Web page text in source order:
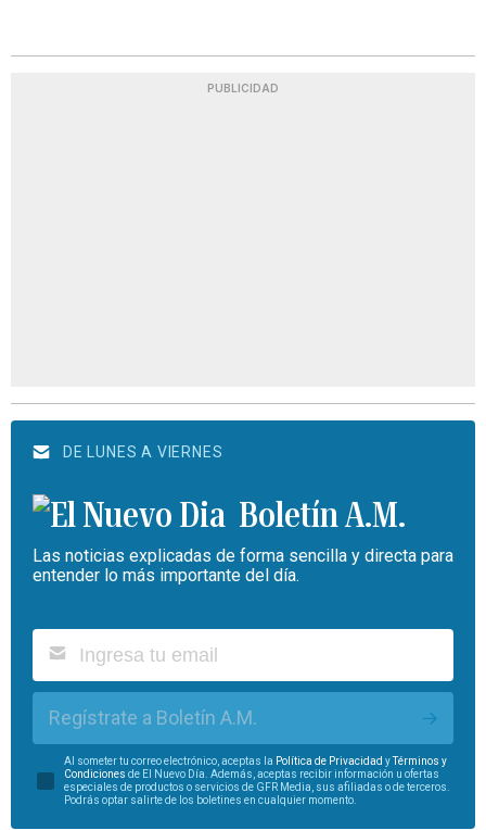
PUBLICIDAD
DE LUNES A VIERNES
Boletín A.M.
Las noticias explicadas de forma sencilla y directa para
entender lo más importante del día.
Regístrate a Boletín A.M.
Al someter tu correo electrónico, aceptas la Política de Privacidad yTérminos y
Condiciones de El Nuevo Día. Además, aceptas recibir información u ofertas
especiales de productos o servicios de GFR Media, sus afiliadas o de terceros.
Podrás optar salirte de los boletines en cualquier momento.